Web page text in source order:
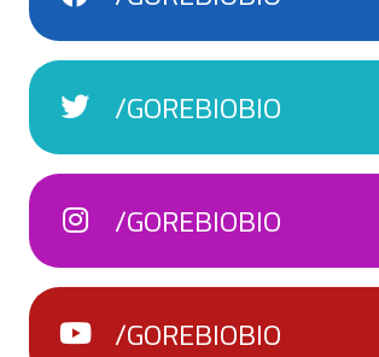
/GOREBIOBIO
/GOREBIOBIO
/GOREBIOBIO